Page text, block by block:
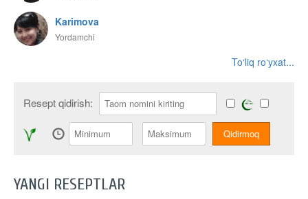
Karimova
Yordamchi
To‘liq ro‘yxat...
Resept qidirish:
YANGI RESEPTLAR